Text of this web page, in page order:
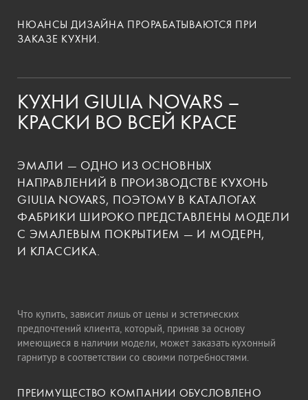
НЮАНСЫ ДИЗАЙНА ПРОРАБАТЫВАЮТСЯ ПРИ
ЗАКАЗЕ КУХНИ.
КУХНИ GIULIA NOVARS –
КРАСКИ ВО ВСЕЙ КРАСЕ
ЭМАЛИ — ОДНО ИЗ ОСНОВНЫХ
НАПРАВЛЕНИЙ В ПРОИЗВОДСТВЕ КУХОНЬ
GIULIA NOVARS, ПОЭТОМУ В КАТАЛОГАХ
ФАБРИКИ ШИРОКО ПРЕДСТАВЛЕНЫ МОДЕЛИ
С ЭМАЛЕВЫМ ПОКРЫТИЕМ — И МОДЕРН,
И КЛАССИКА.
Что купить, зависит лишь от цены и эстетических
предпочтений клиента, который, приняв за основу
имеющиеся в наличии модели, может заказать кухонный
гарнитур в соответствии со своими потребностями.
ПРЕИМУЩЕСТВО КОМПАНИИ ОБУСЛОВЛЕНО